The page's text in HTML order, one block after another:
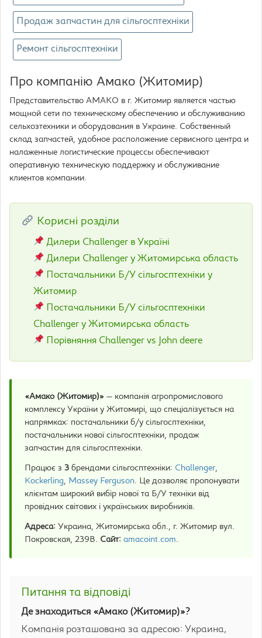
Продаж запчастин для сільгосптехніки
Ремонт сільгосптехніки
Про компанію Амако (Житомир)
Представительство АМАКО в г. Житомир является частью
мощной сети по техническому обеспечению и обслуживанию
сельхозтехники и оборудования в Украине. Собственный
склад запчастей, удобное расположение сервисного центра и
налаженные логистические процессы обеспечивают
оперативную техническую поддержку и обслуживание
клиентов компании.
Корисні розділи
Дилери Challenger в Україні
Дилери Challenger у Житомирська область
Постачальники Б/У сільгосптехніки у
Житомир
Постачальники Б/У сільгосптехніки
Challenger у Житомирська область
Порівняння Challenger vs John deere
«Амако (Житомир)» — компанія агропромислового
комплексу України у Житомирі, що спеціалізується на
напрямках: постачальники б/у сільгосптехніки,
постачальники нової сільгосптехніки, продаж
запчастин для сільгосптехніки.
Працює з 3 брендами сільгосптехніки: Challenger,
Kockerling, Massey Ferguson. Це дозволяє пропонувати
клієнтам широкий вибір нової та Б/У техніки від
провідних світових і українських виробників.
Адреса: Украина, Житомирська обл., г. Житомир вул.
Покровская, 239В. Сайт: amacoint.com.
Питання та відповіді
Де знаходиться «Амако (Житомир)»?
Компанія розташована за адресою: Украина,